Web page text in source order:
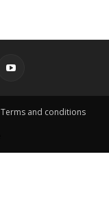
Terms and conditions